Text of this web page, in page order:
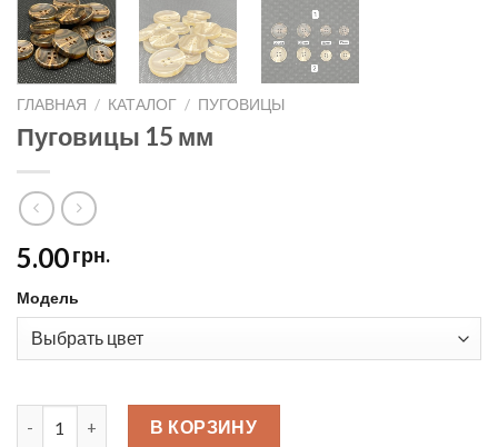
ГЛАВНАЯ / КАТАЛОГ / ПУГОВИЦЫ
Пуговицы 15 мм
5.00грн.
Модель
Пуговицы 15 мм quantity
В КОРЗИНУ